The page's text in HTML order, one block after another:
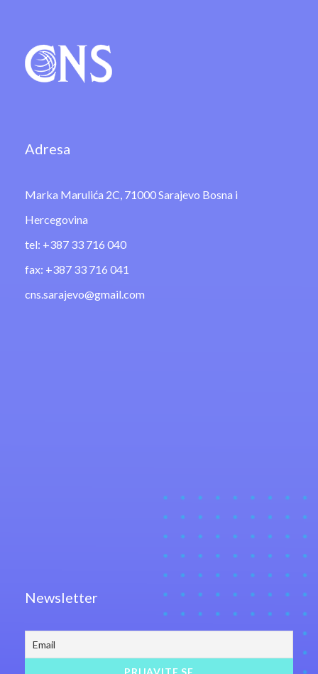
Adresa
Marka Marulića 2C, 71000 Sarajevo Bosna i
Hercegovina
tel: +387 33 716 040
fax: +387 33 716 041
cns.sarajevo@gmail.com
Newsletter